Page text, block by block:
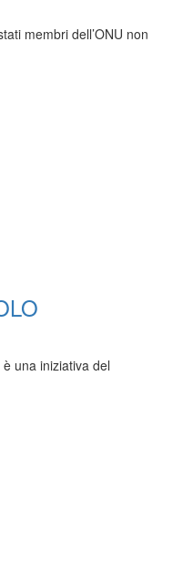
membri dell’ONU non
una iniziativa del